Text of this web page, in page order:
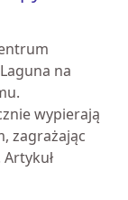
na
wypierają
zagrażając